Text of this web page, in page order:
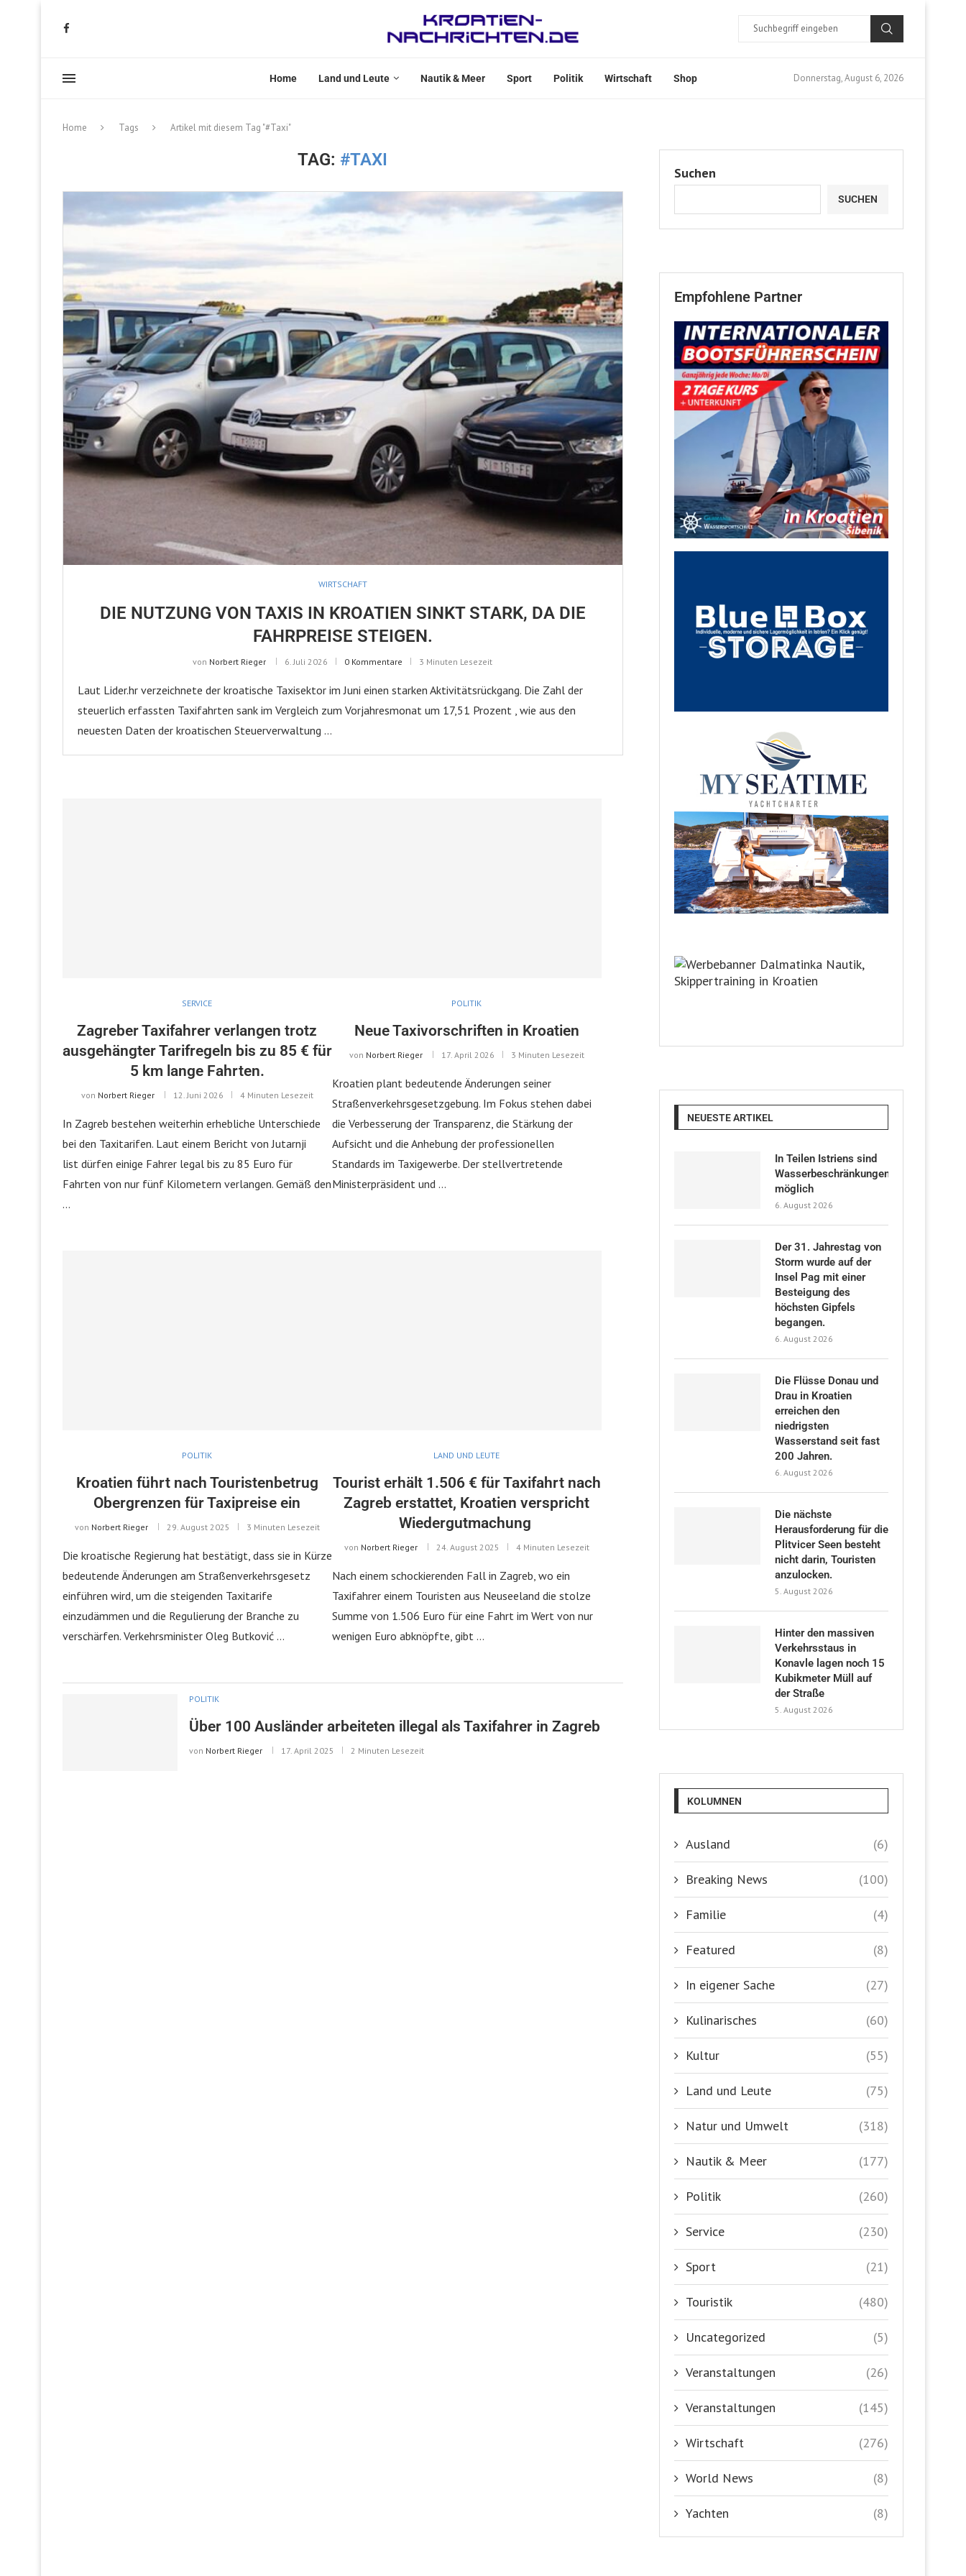
Home Land und Leute Nautik & Meer Sport Politik Wirtschaft Shop Donnerstag, August 6, 2026
Home Tags Artikel mit diesem Tag "#Taxi"
TAG:#TAXI
WIRTSCHAFT
DIE NUTZUNG VON TAXIS IN KROATIEN SINKT STARK, DA DIE
FAHRPREISE STEIGEN.
von Norbert Rieger 6. Juli 2026 0 Kommentare 3 Minuten Lesezeit
Laut Lider.hr verzeichnete der kroatische Taxisektor im Juni einen starken Aktivitätsrückgang. Die Zahl der
steuerlich erfassten Taxifahrten sank im Vergleich zum Vorjahresmonat um 17,51 Prozent , wie aus den
neuesten Daten der kroatischen Steuerverwaltung …
SERVICE
Zagreber Taxifahrer verlangen trotz
ausgehängter Tarifregeln bis zu 85 € für
5 km lange Fahrten.
von Norbert Rieger 12. Juni 2026 4 Minuten Lesezeit
In Zagreb bestehen weiterhin erhebliche Unterschiede
bei den Taxitarifen. Laut einem Bericht von Jutarnji
list dürfen einige Fahrer legal bis zu 85 Euro für
Fahrten von nur fünf Kilometern verlangen. Gemäß den
…
POLITIK
Neue Taxivorschriften in Kroatien
von Norbert Rieger 17. April 2026 3 Minuten Lesezeit
Kroatien plant bedeutende Änderungen seiner
Straßenverkehrsgesetzgebung. Im Fokus stehen dabei
die Verbesserung der Transparenz, die Stärkung der
Aufsicht und die Anhebung der professionellen
Standards im Taxigewerbe. Der stellvertretende
Ministerpräsident und …
POLITIK
Kroatien führt nach Touristenbetrug
Obergrenzen für Taxipreise ein
von Norbert Rieger 29. August 2025 3 Minuten Lesezeit
Die kroatische Regierung hat bestätigt, dass sie in Kürze
bedeutende Änderungen am Straßenverkehrsgesetz
einführen wird, um die steigenden Taxitarife
einzudämmen und die Regulierung der Branche zu
verschärfen. Verkehrsminister Oleg Butković …
LAND UND LEUTE
Tourist erhält 1.506 € für Taxifahrt nach
Zagreb erstattet, Kroatien verspricht
Wiedergutmachung
von Norbert Rieger 24. August 2025 4 Minuten Lesezeit
Nach einem schockierenden Fall in Zagreb, wo ein
Taxifahrer einem Touristen aus Neuseeland die stolze
Summe von 1.506 Euro für eine Fahrt im Wert von nur
wenigen Euro abknöpfte, gibt …
POLITIK
Über 100 Ausländer arbeiteten illegal als Taxifahrer in Zagreb
von Norbert Rieger 17. April 2025 2 Minuten Lesezeit
Suchen
SUCHEN
Empfohlene Partner
NEUESTE ARTIKEL
In Teilen Istriens sind
Wasserbeschränkungen
möglich
6. August 2026
Der 31. Jahrestag von
Storm wurde auf der
Insel Pag mit einer
Besteigung des
höchsten Gipfels
begangen.
6. August 2026
Die Flüsse Donau und
Drau in Kroatien
erreichen den
niedrigsten
Wasserstand seit fast
200 Jahren.
6. August 2026
Die nächste
Herausforderung für die
Plitvicer Seen besteht
nicht darin, Touristen
anzulocken.
5. August 2026
Hinter den massiven
Verkehrsstaus in
Konavle lagen noch 15
Kubikmeter Müll auf
der Straße
5. August 2026
KOLUMNEN
Ausland (6)
Breaking News (100)
Familie (4)
Featured (8)
In eigener Sache (27)
Kulinarisches (60)
Kultur (55)
Land und Leute (75)
Natur und Umwelt (318)
Nautik & Meer (177)
Politik (260)
Service (230)
Sport (21)
Touristik (480)
Uncategorized (5)
Veranstaltungen (26)
Veranstaltungen (145)
Wirtschaft (276)
World News (8)
Yachten (8)